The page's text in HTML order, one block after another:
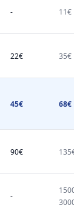
- 11€
22€ 35€
45€ 68€
90€
-